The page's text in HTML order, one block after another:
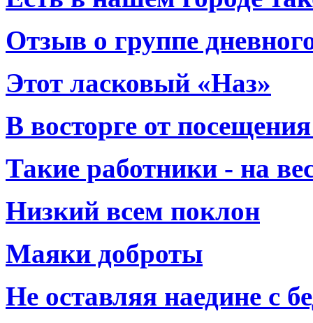
Отзыв о группе
Этот ласковый «Наз»
В восторге от
Такие работники - на
Низкий всем поклон
Маяки доброты
Не оставляя наедине с